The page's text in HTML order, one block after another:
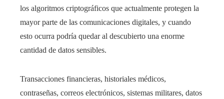
los algoritmos criptográficos que actualmente protegen la
mayor parte de las comunicaciones digitales, y cuando
esto ocurra podría quedar al descubierto una enorme
cantidad de datos sensibles.
Transacciones financieras, historiales médicos,
contraseñas, correos electrónicos, sistemas militares, datos